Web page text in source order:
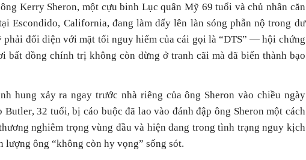
Kerry Sheron, một cựu binh Lục quân Mỹ 69 tuổi và chủ nhân căn
Escondido, California, đang làm dấy lên làn sóng phẫn nộ trong dư
đối diện với mặt tối nguy hiểm của cái gọi là “DTS” — hội chứng
bất đồng chính trị không còn dừng ở tranh cãi mà đã biến thành bạo
hung xảy ra ngay trước nhà riêng của ông Sheron vào chiều ngày
Butler, 32 tuổi, bị cáo buộc đã lao vào đánh đập ông Sheron một cách
nghiêm trọng vùng đầu và hiện đang trong tình trạng nguy kịch
lượng ông “không còn hy vọng” sống sót.